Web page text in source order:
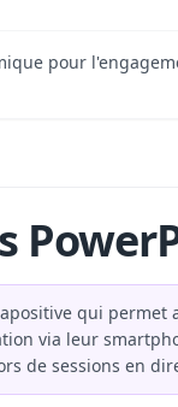
pour
qui
via leur
de sessions en